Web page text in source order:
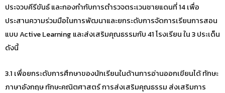
ประจวบคีรีขันธ์ และกองกำกับการตำรวจตระเวนชายแดนที่ 14 เพื่อ
ประสานความร่วมมือในการพัฒนาและยกระดับการจัดการเรียนการสอน
แบบ Active Learning และส่งเสริมคุณธรรมกับ 41 โรงเรียน ใน 3 ประเด็น
ดังนี้
3.1 เพื่อยกระดับการศึกษาของนักเรียนในด้านการอ่านออกเขียนได้ ทักษะ
ภาษาอังกฤษ ทักษะคณิตศาสตร์ การส่งเสริมคุณธรรม ส่งเสริมการ